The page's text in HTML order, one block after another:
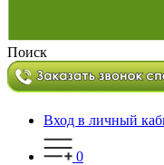
Поиск
Вход в личный
0